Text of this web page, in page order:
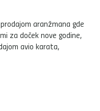
aranžmana gde
za doček nove godine,
avio karata,